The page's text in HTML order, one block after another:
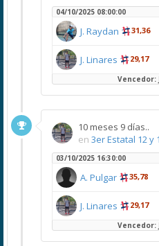
04/10/2025 08:00:00
J. Raydan 31,36
J. Linares 29,17
Vencedor:
10 meses 9 días..
en 3er Estatal 12 y
03/10/2025 16:30:00
A. Pulgar 35,78
J. Linares 29,17
Vencedor: